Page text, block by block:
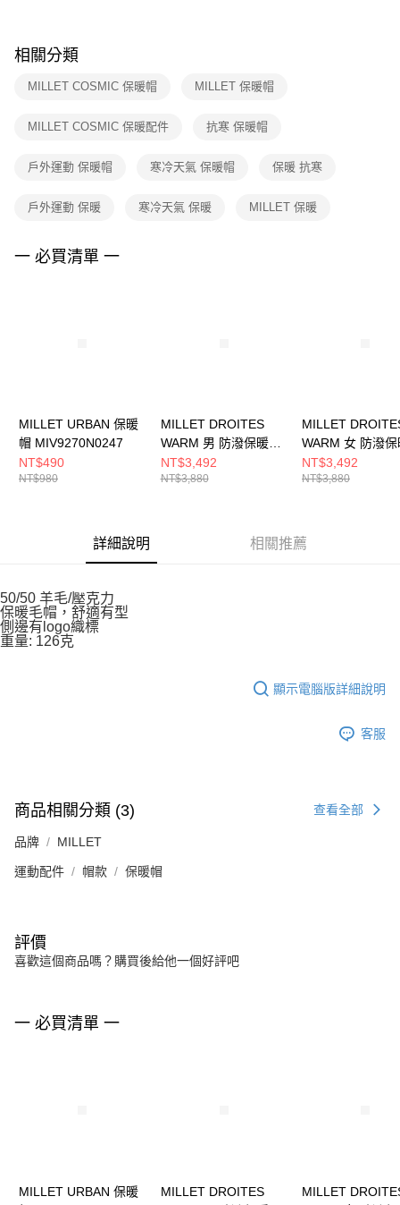
※ 交易是否成功請以「AFTEE先享後付 」之結帳頁面顯示為準，若有關於
是否繳費成功／繳費後需取消欲退款等相關疑問，請聯繫「AFTEE先享後付
客戶支援中心」https://netprotections.freshdesk.com/support/home
１．透過由恩沛科技股份有限公司提供之「AFTEE先享後付」服務完成之交
權轉讓予恩沛科技股份有限公司。
３．未成年的使用者請事先徵得法定代理人或監護人之同意方可使用
４．使用「AFTEE先享後付」時，將依據個別帳號之用戶狀況，依本公司即
相關分類
MILLET COSMIC 保暖帽 MILLET 保暖帽
MILLET COSMIC 保暖配件 抗寒 保暖帽
戶外運動 保暖帽 寒冷天氣 保暖帽 保暖 抗寒
戶外運動 保暖 寒冷天氣 保暖 MILLET 保暖
一 必買清單 一
MILLET URBAN 保暖
帽 MIV9270N0247
NT$490
NT$980
MILLET DROITES
WARM 男 防潑保暖彈
性長褲
MIV01838N0247
NT$3,492
NT$3,880
MILLET
WARM 女 防潑
性長褲
MIV01841N0247
NT$3,492
NT$3,880
詳細說明 相關推薦
50/50 羊毛/壓克力
保暖毛帽，舒適有型
側邊有logo織標
重量: 126克
顯示電腦版詳細說明
客服
商品相關分類 (3) 查看全部
品牌 MILLET
運動配件 帽款 保暖帽
評價
喜歡這個商品嗎？購買後給他一個好評吧
一 必買清單 一
MILLET URBAN 保暖
MILLET DROITES
MILLET